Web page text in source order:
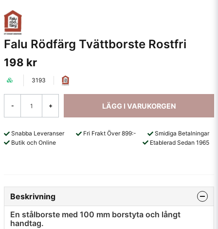
Falu Rödfärg Tvättborste Rostfri
198 kr
3193
- + LÄGG I VARUKORGEN
Snabba Leveranser Fri Frakt Över 899:-
Smidiga Betalningar
Butik och Online
Etablerad Sedan 1965
Beskrivning
En stålborste med 100 mm borstyta och långt
handtag.